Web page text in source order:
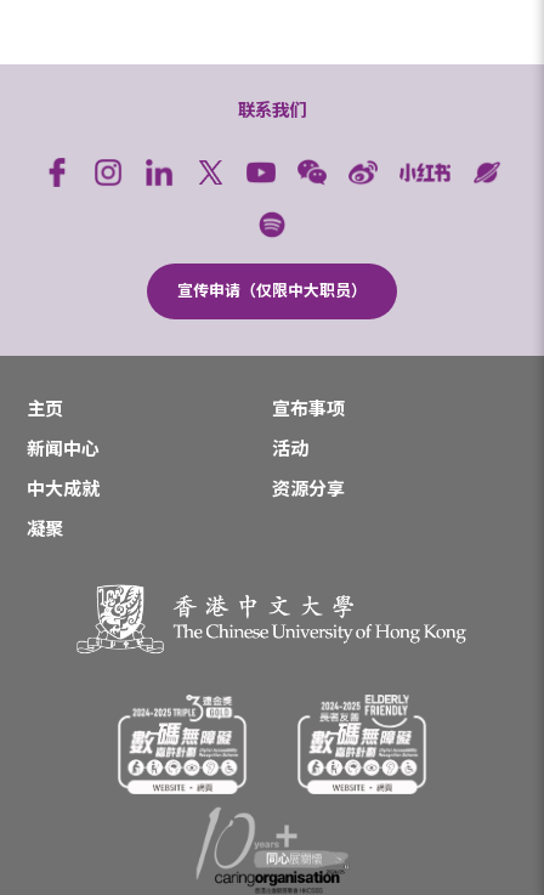
联系我们
宣传申请（仅限中大职员）
主页
宣布事项
新闻中心
活动
中大成就
资源分享
凝聚